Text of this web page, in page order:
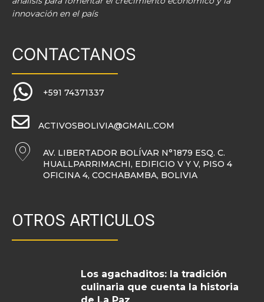
innovación en el país
CONTACTANOS
+591 74371337
ACTIVOSBOLIVIA@GMAIL.COM
AV. LIBERTADOR BOLÍVAR N°1879 ESQ. C.
HUALLPARRIMACHI, EDIFICIO V Y V, PISO 4
OFICINA 4, COCHABAMBA, BOLIVIA
OTROS ARTICULOS
Los agachaditos: la tradición
culinaria que cuenta la historia